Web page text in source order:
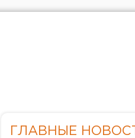
ГЛАВНЫЕ